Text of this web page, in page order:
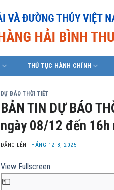
THỦ TỤC HÀNH CHÍNH
DỰ BÁO THỜI TIẾT
BẢN TIN DỰ BÁO
ngày 08/12 đến
ĐĂNG LÊN THÁNG 12 8, 2025
View Fullscreen